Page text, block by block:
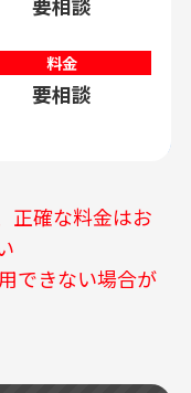
料金
要相談
正確な料金はお
できない場合が